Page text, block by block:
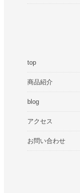
top
商品紹介
blog
アクセス
お問い合わせ